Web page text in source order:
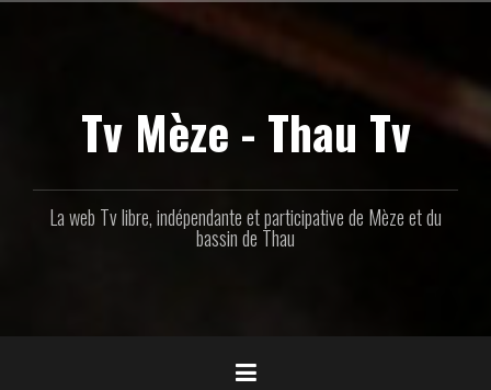
Tv Mèze - Thau Tv
La web Tv libre, indépendante et participative de Mèze et du
bassin de Thau